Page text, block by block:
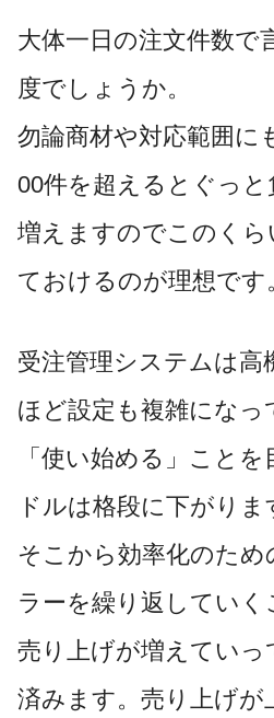
大体一日の注文件数で
度でしょうか。
勿論商材や対応範囲に
00件を超えるとぐっ
増えますのでこのくら
ておけるのが理想です
受注管理システムは高
ほど設定も複雑になっ
「使い始める」こと
ドルは格段に下がりま
そこから効率化のた
ラーを繰り返していく
売り上げが増えていっ
済みます。売り上げが